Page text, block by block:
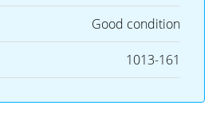
Good condition
1013-161